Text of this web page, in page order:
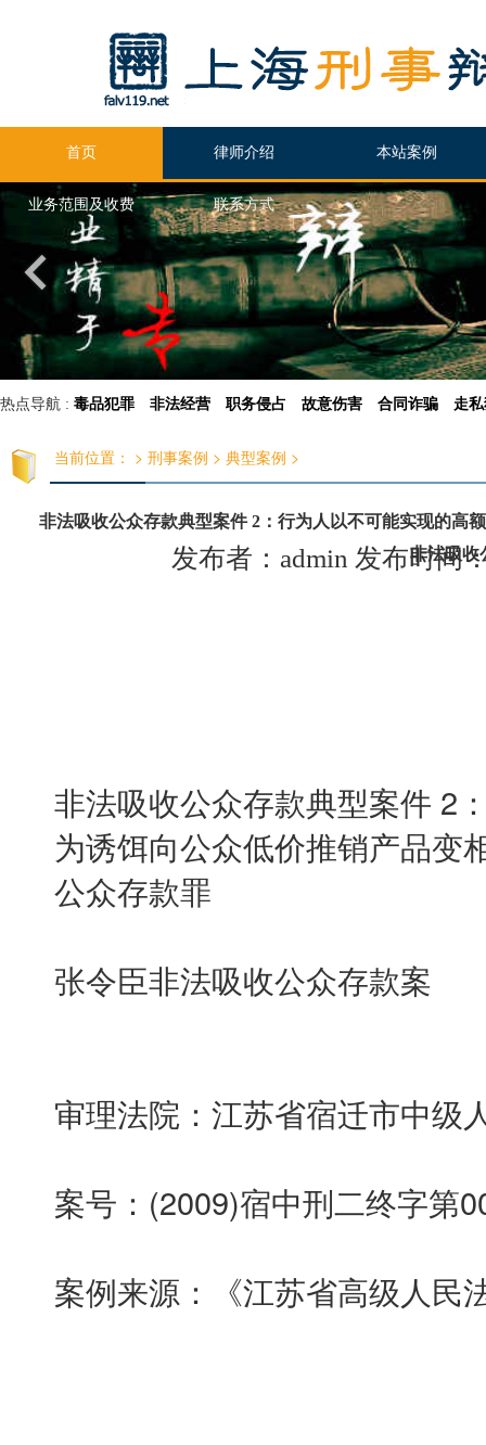
首页 律师介绍 本站案例
业务范围及收费 联系方式
热点导航 : 毒品犯罪 非法经营 职务侵占 故意伤害 合同诈骗 走
当前位置： > 刑事案例 > 典型案例 >
非法吸收公众存款典型案件 2：行为人以不可能实现的高
非法吸收
发布者：admin 发布时间
非法吸收公众存款典型案件 2
为诱饵向公众低价推销产品变
公众存款罪
张令臣非法吸收公众存款案
审理法院：江苏省宿迁市中级
案号：(2009)宿中刑二终字第
案例来源：《江苏省高级人民